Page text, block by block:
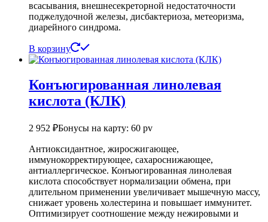
всасывания, внешнесекреторной недостаточности
поджелудочной железы, дисбактериоза, метеоризма,
диарейного синдрома.
В корзину
Конъюгированная линолевая
кислота (КЛК)
2 952 ₽Бонусы на карту: 60 pv
Антиоксидантное, жиросжигающее,
иммунокорректирующее, сахароснижающее,
антиаллергическое. Конъюгированная линолевая
кислота способствует нормализации обмена, при
длительном применении увеличивает мышечную массу,
снижает уровень холестерина и повышает иммунитет.
Оптимизирует соотношение между нежировыми и